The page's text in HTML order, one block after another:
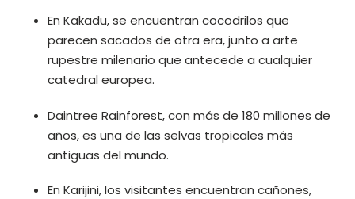
En Kakadu, se encuentran cocodrilos que
parecen sacados de otra era, junto a arte
rupestre milenario que antecede a cualquier
catedral europea.
Daintree Rainforest, con más de 180 millones de
años, es una de las selvas tropicales más
antiguas del mundo.
En Karijini, los visitantes encuentran cañones,